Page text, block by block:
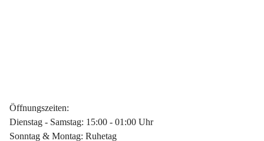
Öffnungszeiten:
Dienstag - Samstag: 15:00 - 01:00 Uhr
Sonntag & Montag: Ruhetag